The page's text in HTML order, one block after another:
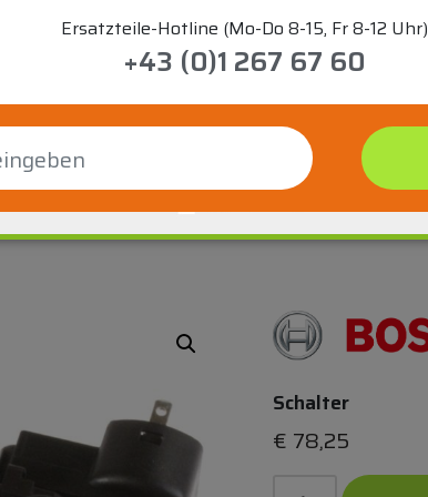
Ersatzteile-Hotline (Mo-Do 8-15, Fr 8-12 Uhr)
+43 (0)1 267 67 60
Schalter
€ 78,25